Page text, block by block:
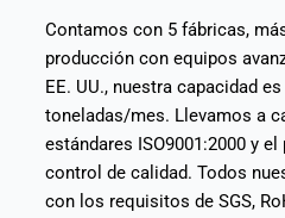
Contamos con 5 fábricas,
producción con equipos
EE. UU., nuestra capacidad
toneladas/mes. Llevamos a
estándares ISO9001:2000 y
control de calidad. Todos
con los requisitos de SGS,